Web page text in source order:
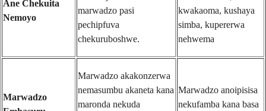
Ane Chekuita
Nemoyo
marwadzo pasi
pechipfuva
chekuruboshwe.
kwakaoma, kushaya
simba, kupererwa
nehwema
Marwadzo
Marwadzo akakonzerwa
nemasumbu akaneta kana
maronda nekuda
Marwadzo anoipisisa
nekufamba kana basa